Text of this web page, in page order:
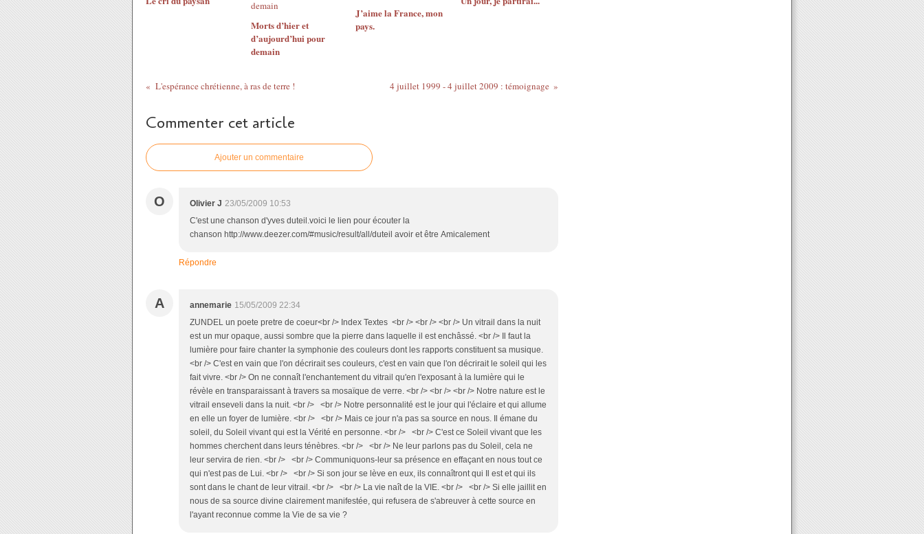
Morts d’hier et
d’aujourd’hui pour
demain
J’aime la France, mon
pays.
L'espérance chrétienne, à ras de terre ! 4 juillet 1999 - 4 juillet 2009 : témoignage
Commenter cet article
Ajouter un commentaire
O Olivier J 23/05/2009 10:53
C'est une chanson d'yves duteil.voici le lien pour écouter la
chanson http://www.deezer.com/#music/result/all/duteil avoir et être Amicalement
Répondre
A annemarie 15/05/2009 22:34
ZUNDEL un poete pretre de coeur<br /> Index Textes <br /> <br /> <br /> Un vitrail dans la nuit
est un mur opaque, aussi sombre que la pierre dans laquelle il est enchâssé. <br /> Il faut la
lumière pour faire chanter la symphonie des couleurs dont les rapports constituent sa musique.
<br /> C'est en vain que l'on décrirait ses couleurs, c'est en vain que l'on décrirait le soleil qui les
fait vivre. <br /> On ne connaît l'enchantement du vitrail qu'en l'exposant à la lumière qui le
révèle en transparaissant à travers sa mosaïque de verre. <br /> <br /> <br /> Notre nature est le
vitrail enseveli dans la nuit. <br /> <br /> Notre personnalité est le jour qui l'éclaire et qui allume
en elle un foyer de lumière. <br /> <br /> Mais ce jour n'a pas sa source en nous. Il émane du
soleil, du Soleil vivant qui est la Vérité en personne. <br /> <br /> C'est ce Soleil vivant que les
hommes cherchent dans leurs ténèbres. <br /> <br /> Ne leur parlons pas du Soleil, cela ne
leur servira de rien. <br /> <br /> Communiquons-leur sa présence en effaçant en nous tout ce
qui n'est pas de Lui. <br /> <br /> Si son jour se lève en eux, ils connaîtront qui Il est et qui ils
sont dans le chant de leur vitrail. <br /> <br /> La vie naît de la VIE. <br /> <br /> Si elle jaillit en
nous de sa source divine clairement manifestée, qui refusera de s'abreuver à cette source en
l'ayant reconnue comme la Vie de sa vie ?